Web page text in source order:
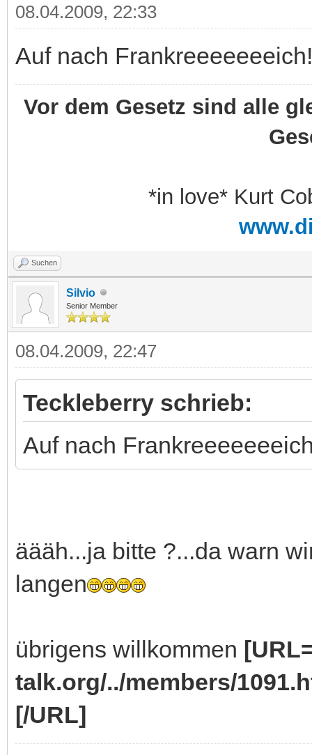
08.04.2009, 22:33
Auf nach Frankreeeeeeeich!
Vor dem Gesetz sind alle
*in love* Kurt
Suchen
Silvio
Senior Member
08.04.2009, 22:47
Teckleberry schrieb:
Auf nach
äääh...ja bitte ?...da warn
langen
übrigens willkommen
talk.org/../members/
[/URL]